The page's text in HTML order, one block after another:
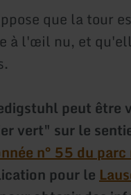
que la tour
à l'œil nu, et
peut être
vert" sur le
n° 55 du
pour le